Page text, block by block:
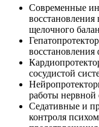
Современные
щелочного
сосудистой
работы нервной
Седативные и
контроля